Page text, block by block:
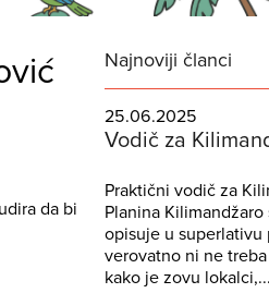
da bi
Najnoviji članci
25.06.2025
Vodič za
Praktični vodič za
Planina Kilimandžaro
opisuje u superlativu
verovatno ni ne
kako je zovu lokalci,...